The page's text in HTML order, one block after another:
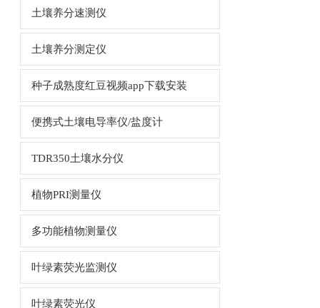
土壤养分速测仪
土壤养分测定仪
种子成熟度红豆视频app下载安装
便携式土壤电导率仪/盐度计
TDR350土壤水分仪
植物PRI测量仪
多功能植物测量仪
叶绿素荧光监测仪
叶绿素荧光仪